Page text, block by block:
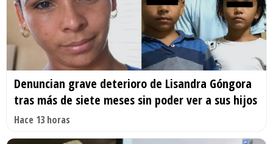
Denuncian grave deterioro de Lisandra Góngora
tras más de siete meses sin poder ver a sus hijos
Hace 13 horas